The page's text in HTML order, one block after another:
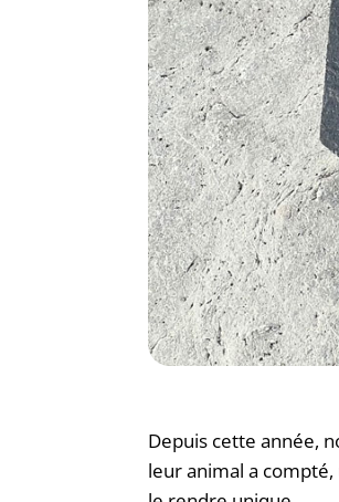
Depuis cette année,
leur animal a